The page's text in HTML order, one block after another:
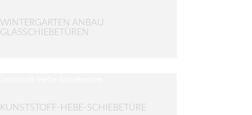
WINTERGARTEN ANBAU
GLASSCHIEBETÜREN
KUNSTSTOFF-HEBE-SCHIEBETÜRE